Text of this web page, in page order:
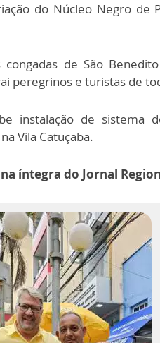
do Núcleo Negro de
de São
peregrinos e turistas de
instalação de sistema
Vila Catuçaba.
íntegra do Jornal